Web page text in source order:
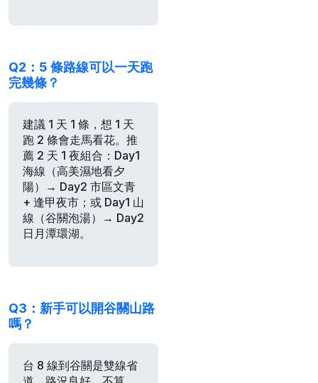
Q2：5 條路線可以一天跑
完幾條？
建議 1 天 1 條，想 1 天
跑 2 條會走馬看花。推
薦 2 天 1 夜組合：Day1
海線（高美濕地看夕
陽）→ Day2 市區文青
+ 逢甲夜市；或 Day1 山
線（谷關泡湯）→ Day2
日月潭環湖。
Q3：新手可以開谷關山路
嗎？
台 8 線到谷關是雙線省